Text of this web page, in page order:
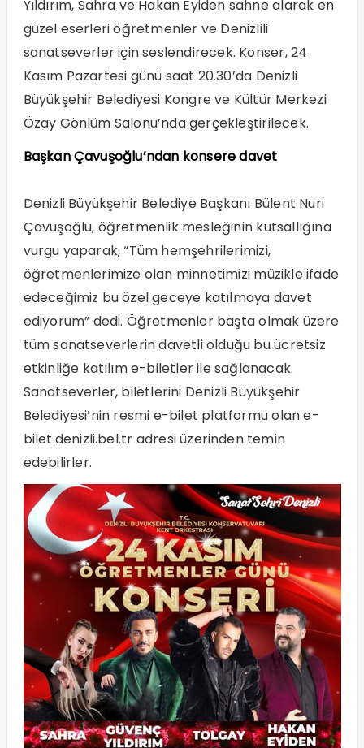
Yıldırım, Sahra ve Hakan Eyiden sahne alarak en
güzel eserleri öğretmenler ve Denizlili
sanatseverler için seslendirecek. Konser, 24
Kasım Pazartesi günü saat 20.30’da Denizli
Büyükşehir Belediyesi Kongre ve Kültür Merkezi
Özay Gönlüm Salonu’nda gerçekleştirilecek.
Başkan Çavuşoğlu’ndan konsere davet
Denizli Büyükşehir Belediye Başkanı Bülent Nuri
Çavuşoğlu, öğretmenlik mesleğinin kutsallığına
vurgu yaparak, “Tüm hemşehrilerimizi,
öğretmenlerimize olan minnetimizi müzikle ifade
edeceğimiz bu özel geceye katılmaya davet
ediyorum” dedi. Öğretmenler başta olmak üzere
tüm sanatseverlerin davetli olduğu bu ücretsiz
etkinliğe katılım e-biletler ile sağlanacak.
Sanatseverler, biletlerini Denizli Büyükşehir
Belediyesi’nin resmi e-bilet platformu olane-
bilet.denizli.bel.tr adresi üzerinden temin
edebilirler.